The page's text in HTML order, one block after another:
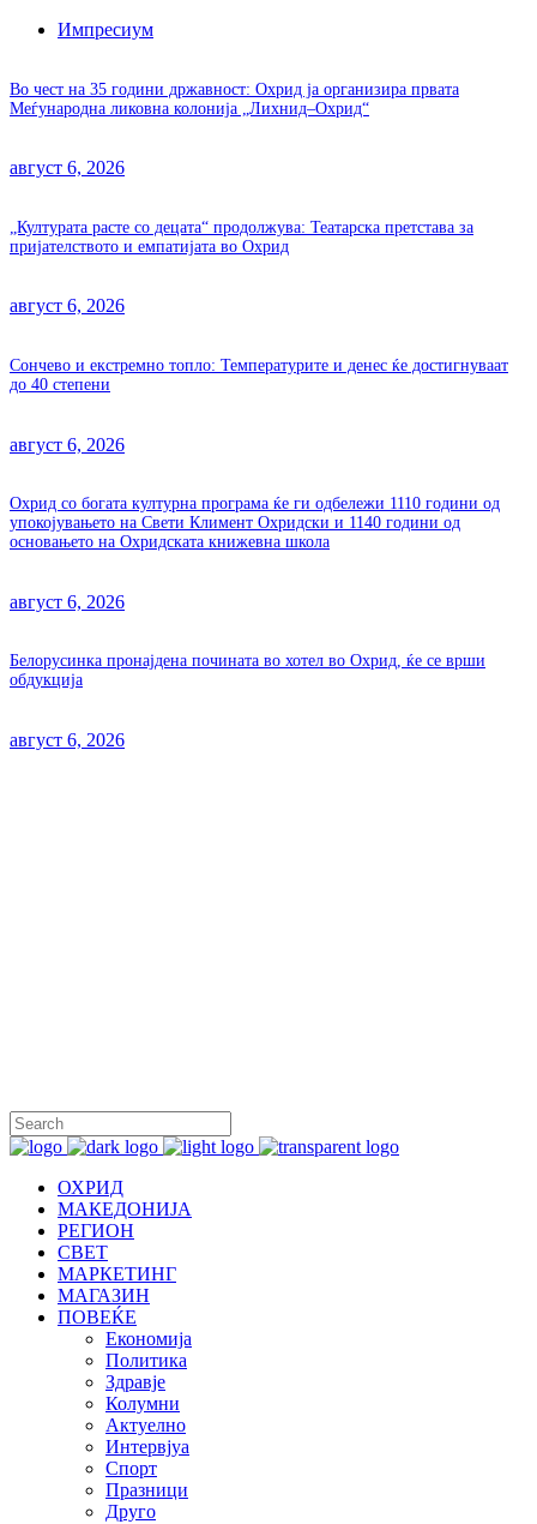
Импресиум
Во чест на 35 години државност: Охрид ја организира првата
Меѓународна ликовна колонија „Лихнид–Охрид“
август 6, 2026
„Културата расте со децата“ продолжува: Театарска претстава за
пријателството и емпатијата во Охрид
август 6, 2026
Сончево и екстремно топло: Температурите и денес ќе достигнуваат
до 40 степени
август 6, 2026
Охрид со богата културна програма ќе ги одбележи 1110 години од
упокојувањето на Свети Климент Охридски и 1140 години од
основањето на Охридската книжевна школа
август 6, 2026
Белорусинка пронајдена почината во хотел во Охрид, ќе се врши
обдукција
август 6, 2026
ОХРИД
МАКЕДОНИЈА
РЕГИОН
СВЕТ
МАРКЕТИНГ
МАГАЗИН
ПОВЕЌЕ
Економија
Политика
Здравје
Колумни
Актуелно
Интервјуа
Спорт
Празници
Друго